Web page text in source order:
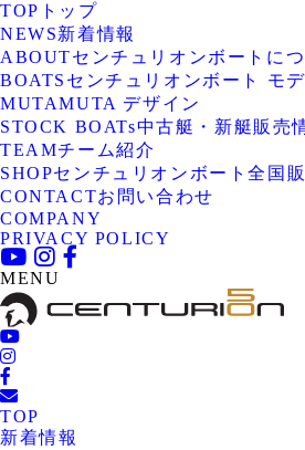
TOP トップ
NEWS新着情報
ABOUTセンチュリオンボートに
BOATS センチュリオンボート モ
MUTAMUTA デザイン
STOCK BOATs中古艇・新艇販売
TEAMチーム紹介
SHOPセンチュリオンボート全国
CONTACTお問い合わせ
COMPANY
PRIVACY POLICY
MENU
TOP
新着情報